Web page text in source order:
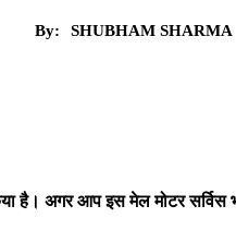
By: SHUBHAM SHARMA
है। अगर आप इस मेल मोटर